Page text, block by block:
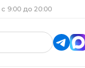
9:00 до 20:00